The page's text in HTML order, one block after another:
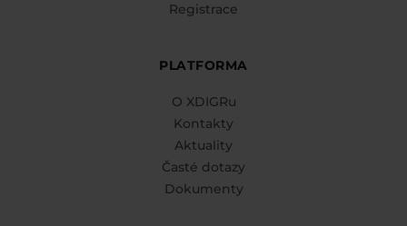
Registrace
PLATFORMA
O XDIGRu
Kontakty
Aktuality
Časté dotazy
Dokumenty